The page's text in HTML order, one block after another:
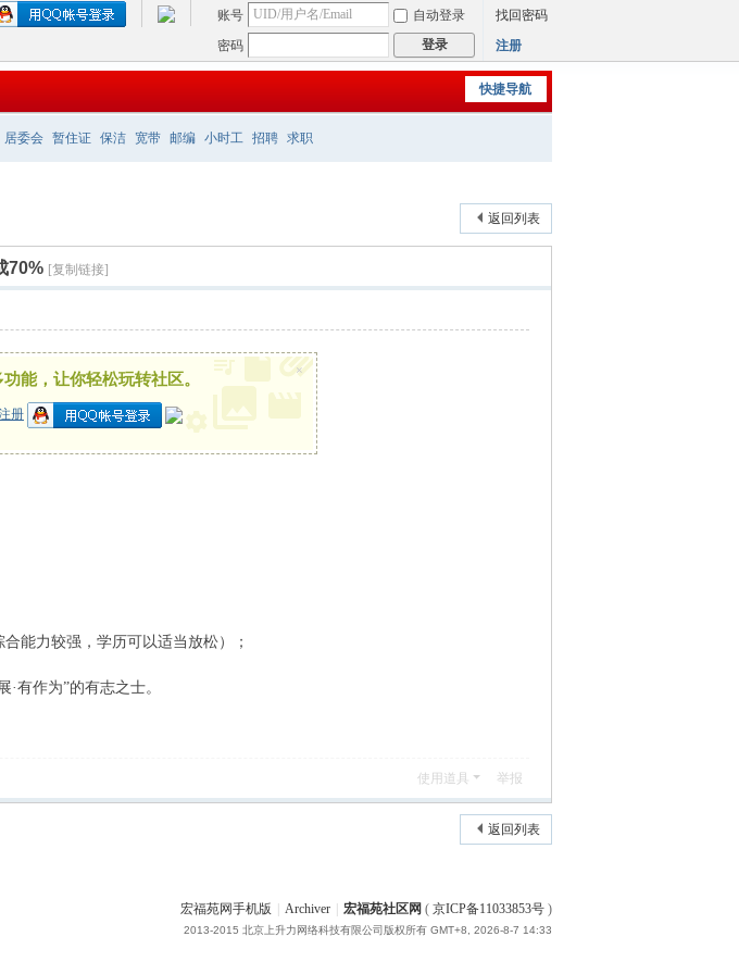
账号 自动登录
找回密码
密码
登录 注册
快捷导航
居委会 暂住证 保洁 宽带 邮编 小时工 招聘 求职
返回列表
70% [复制链接]
能，让你轻松玩转社区。
册
×
能力较强，学历可以适当放松）；
有作为”的有志之士。
使用道具 举报
返回列表
宏福苑网手机版 Archiver 宏福苑社区网 ( 京ICP备11033853号)
2013-2015 北京上升力网络科技有限公司版权所有GMT+8, 2026-8-7 14:33